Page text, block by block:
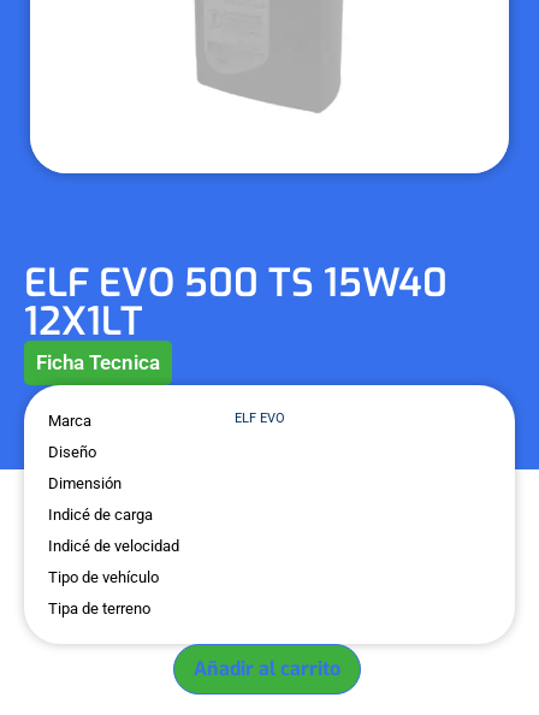
ELF EVO 500 TS 15W40
12X1LT
Ficha Tecnica
Marca
Diseño
Dimensión
Indicé de carga
Indicé de velocidad
Tipo de vehículo
Tipa de terreno
ELF EVO
Añadir al carrito